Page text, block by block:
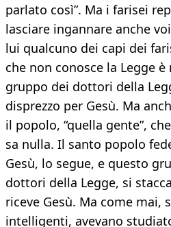
parlato così”. Ma i farisei
lasciare ingannare anche
lui qualcuno dei capi dei
che non conosce la Legge
gruppo dei dottori della
disprezzo per Gesù. Ma
il popolo, “quella gente”,
sa nulla. Il santo popolo
Gesù, lo segue, e questo
dottori della Legge, si
riceve Gesù. Ma come mai,
intelligenti, avevano